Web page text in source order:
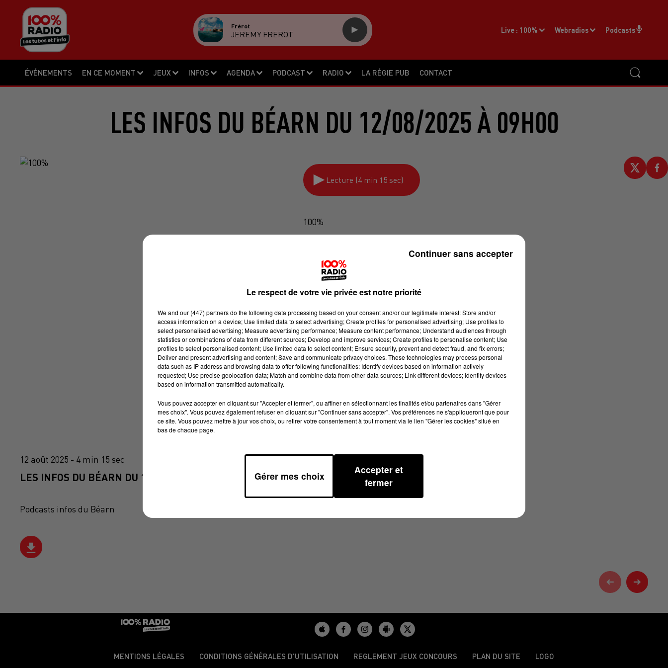
ÉVÉNEMENTS EN CE MOMENT JEUX INFOS AGENDA PODCAST RADIO LA RÉGIE PUB CONTACT
Live : 100% Webradios Podcasts
Frérot
JEREMY FREROT
LES INFOS DU BÉARN DU 12/08/2025 À 09H00
Lecture (4 min 15 sec)
100%
12 août 2025 - 4 min 15 sec
LES INFOS DU BÉARN DU 12/08/2025 À 09H00
Podcasts infos du Béarn
MENTIONS LÉGALES CONDITIONS GÉNÉRALES D’UTILISATION REGLEMENT JEUX CONCOURS PLAN DU SITE LOGO
Le respect de votre vie privée est notre priorité
We and our (447) partnersdo the following data processing based on your consent and/or our legitimate interest: Store and/or
access information on a device; Use limited data to select advertising; Create profiles for personalised advertising; Use profiles to
select personalised advertising; Measure advertising performance; Measure content performance; Understand audiences through
statistics or combinations of data from different sources; Develop and improve services; Create profiles to personalise content; Use
profiles to select personalised content; Use limited data to select content; Ensure security, prevent and detect fraud, and fix errors;
Deliver and present advertising and content; Save and communicate privacy choices. These technologies may process personal
data such as IP address and browsing data to offer following functionalities: Identify devices based on information actively
requested; Use precise geolocation data; Match and combine data from other data sources; Link different devices; Identify devices
based on information transmitted automatically.
Vous pouvez accepter en cliquant sur "Accepter et fermer", ou affiner en sélectionnant les finalités et/ou partenaires dans "Gérer
mes choix". Vous pouvez également refuser en cliquant sur "Continuer sans accepter". Vos préférences ne s'appliqueront que pour
ce site. Vous pouvez mettre à jour vos choix, ou retirer votre consentement à tout moment via le lien "Gérer les cookies" situé en
bas de chaque page.
Gérer mes choix
Accepter et
fermer
Continuer sans accepter